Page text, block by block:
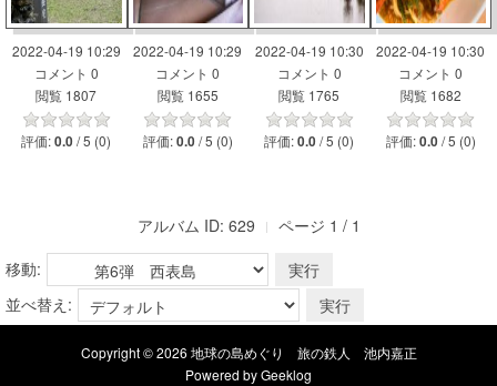
2022-04-19 10:29
コメント 0
閲覧 1807
評価:0.0 / 5 (0)
2022-04-19 10:29
コメント 0
閲覧 1655
評価:0.0 / 5 (0)
2022-04-19 10:30
コメント 0
閲覧 1765
評価:0.0 / 5 (0)
2022-04-19 10:30
コメント 0
閲覧 1682
評価:0.0 / 5 (0)
アルバム ID: 629
ページ 1 / 1
移動:
並べ替え:
Copyright © 2026 地球の島めぐり 旅の鉄人 池内嘉正
Powered byGeeklog